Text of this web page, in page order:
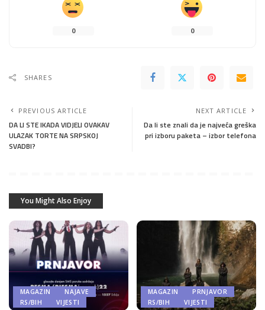
0 0
SHARES
PREVIOUS ARTICLE
DA LI STE IKADA VIDJELI OVAKAV
ULAZAK TORTE NA SRPSKOJ
SVADBI?
NEXT ARTICLE
Da li ste znali da je najveća greška
pri izboru paketa – izbor telefona
You Might Also Enjoy
MAGAZIN
NAJAVE
RS/BIH
VIJESTI
MAGAZIN
PRNJAVOR
RS/BIH
VIJESTI